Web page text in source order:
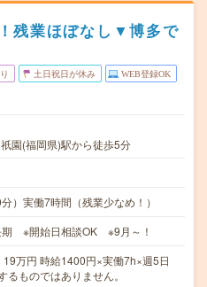
残業ほぼなし▼博多で
土日祝日が休み WEB登録OK
園(福岡県)駅から徒歩5分
）実働7時間（残業少なめ！）
期 ※開始日相談OK ※9月～！
万円 時給1400円×実働7h×週5日
ものではありません。